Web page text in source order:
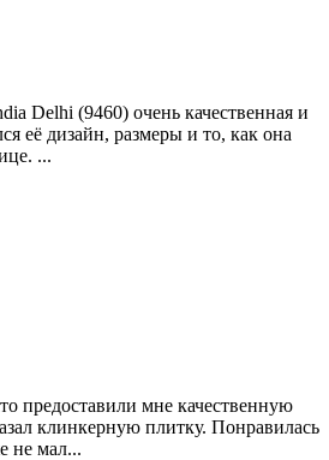
Delhi (9460) очень качественная и
её дизайн, размеры и то, как она
...
предоставили мне качественную
клинкерную плитку. Понравилась
не мал...